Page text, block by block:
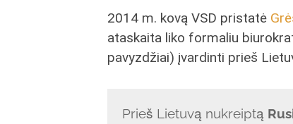
2014 m. kovą VSD pristatė
ataskaita liko formaliu
pavyzdžiai) įvardinti prieš
Prieš Lietuvą nukreiptą